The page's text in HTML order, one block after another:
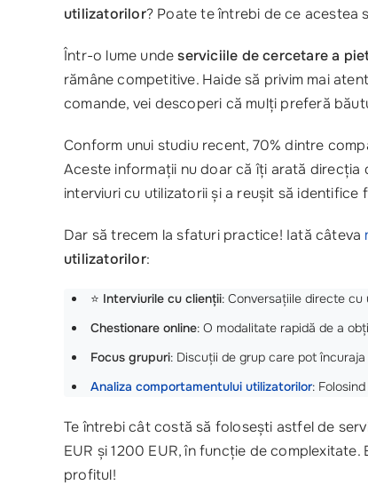
utilizatorilor? Poate te întrebi de ce acestea
Într-o lume undeserviciile de cercetare a
rămâne competitive. Haide să privim mai
comande, vei descoperi că mulți preferă
Conform unui studiu recent, 70% dintre
Aceste informații nu doar că îți arată direcția
interviuri cu utilizatorii și a reușit să
Dar să trecem la sfaturi practice! Iată câteva
utilizatorilor:
⭐ Interviurile cu clienții: Conversațiile directe
Chestionare online: O modalitate rapidă de a
Focus grupuri: Discuții de grup care pot
Analiza comportamentului utilizatorilor:
Te întrebi cât costă să folosești astfel de
EUR și 1200 EUR, în funcție de
profitul!